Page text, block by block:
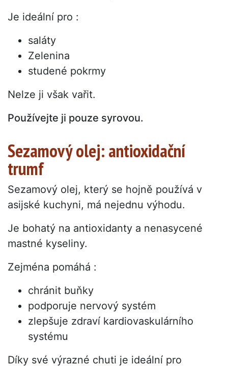
Je ideální pro :
saláty
Zelenina
studené pokrmy
Nelze ji však vařit.
Používejte ji pouze syrovou.
Sezamový olej: antioxidační
trumf
Sezamový olej, který se hojně používá v
asijské kuchyni, má nejednu výhodu.
Je bohatý na antioxidanty a nenasycené
mastné kyseliny.
Zejména pomáhá :
chránit buňky
podporuje nervový systém
zlepšuje zdraví kardiovaskulárního
systému
Díky své výrazné chuti je ideální pro